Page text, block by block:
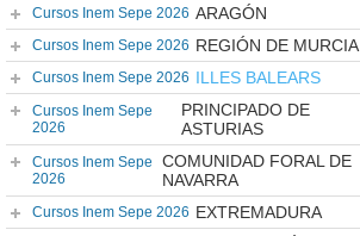
Cursos Inem Sepe 2026 ARAGÓN
Cursos Inem Sepe 2026 REGIÓN DE MURCIA
Cursos Inem Sepe 2026 ILLES BALEARS
Cursos Inem Sepe
2026
PRINCIPADO DE
ASTURIAS
Cursos Inem Sepe
2026
COMUNIDAD FORAL DE
NAVARRA
Cursos Inem Sepe 2026 EXTREMADURA